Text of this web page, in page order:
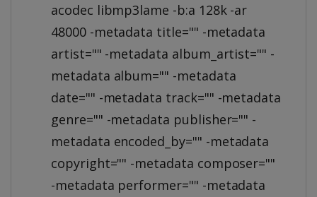
acodec libmp3lame -b:a 128k -ar
48000 -metadata title="" -metadata
artist="" -metadata album_artist="" -
metadata album="" -metadata
date="" -metadata track="" -metadata
genre="" -metadata publisher="" -
metadata encoded_by="" -metadata
copyright="" -metadata composer=""
-metadata performer="" -metadata